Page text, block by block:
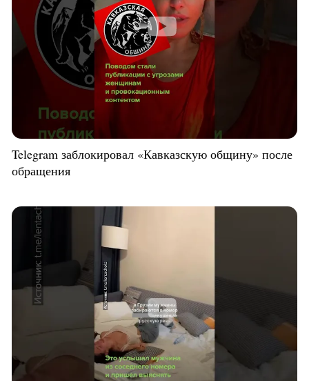
Telegram заблокировал «Кавказскую общину» после
обращения